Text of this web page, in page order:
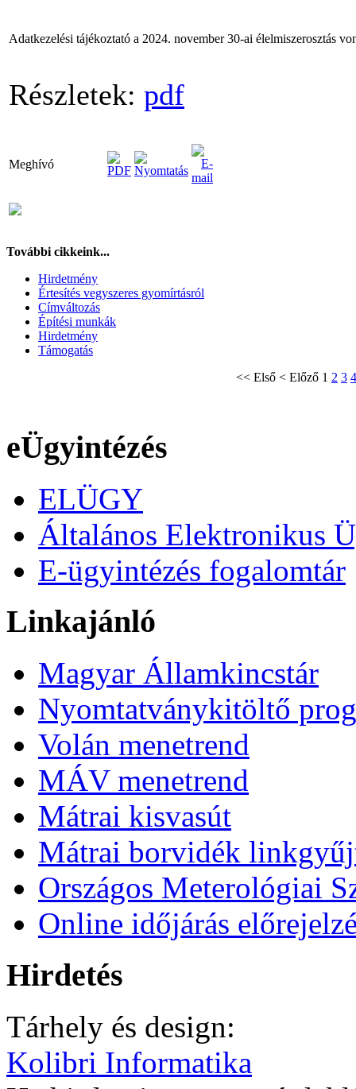
Adatkezelési tájékoztató a 2024. november 30-ai élelmiszerosztás
Részletek: pdf
Meghívó
További cikkeink...
Hirdetmény
Értesítés vegyszeres gyomírtásról
Címváltozás
Építési munkák
Hirdetmény
Támogatás
<< Első < Előző 1 2 3 4
eÜgyintézés
ELÜGY
Általános Elektronikus
E-ügyintézés fogalomtár
Linkajánló
Magyar Államkincstár
Nyomtatványkitöltő
Volán menetrend
MÁV menetrend
Mátrai kisvasút
Mátrai borvidék
Országos Meterológiai
Online időjárás
Hirdetés
Tárhely és design:
Kolibri Informatika